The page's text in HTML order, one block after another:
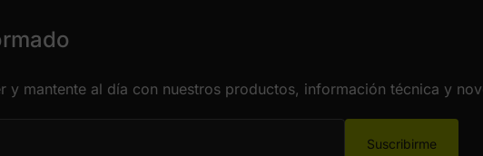
y mantente al día con nuestros productos, información técnica y
Suscribirme